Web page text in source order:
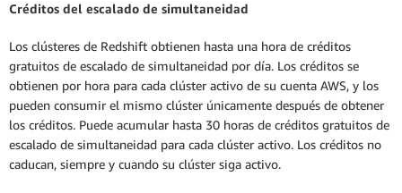
Créditos del escalado de simultaneidad
Los clústeres de Redshift obtienen hasta una hora de créditos
gratuitos de escalado de simultaneidad por día. Los créditos se
obtienen por hora para cada clúster activo de su cuenta AWS, y los
pueden consumir el mismo clúster únicamente después de obtener
los créditos. Puede acumular hasta 30 horas de créditos gratuitos de
escalado de simultaneidad para cada clúster activo. Los créditos no
caducan, siempre y cuando su clúster siga activo.